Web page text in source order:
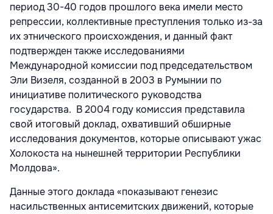
период 30-40 годов прошлого века имели место
репрессии, коллективные преступления только из-за
их этнического происхождения, и данный факт
подтвержден также исследованиями
Международной комиссии под председательством
Эли Визеля, созданной в 2003 в Румынии по
инициативе политического руководства
государства. В 2004 году комиссия представила
свой итоговый доклад, охвативший обширные
исследования документов, которые описывают ужас
Холокоста на нынешней территории Республики
Молдова».
Данные этого доклада «показывают генезис
насильственных антисемитских движений, которые